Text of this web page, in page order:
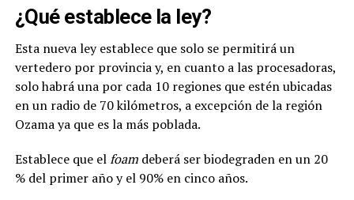
¿Qué establece la ley?
Esta nueva ley establece que solo se permitirá un
vertedero por provincia y, en cuanto a las procesadoras,
solo habrá una por cada 10 regiones que estén ubicadas
en un radio de 70 kilómetros, a excepción de la región
Ozama ya que es la más poblada.
Establece que elfoam deberá ser biodegraden en un 20
% del primer año y el 90% en cinco años.